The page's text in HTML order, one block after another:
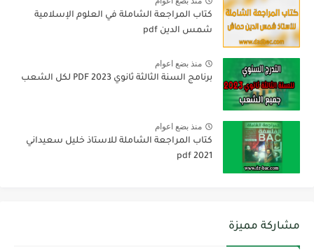
كتاب المراجعة الشاملة في العلوم الإسلامية
شمس الدين pdf
منذ بضع اعوام
برنامج السنة الثالثة ثانوي 2023 PDF لكل الشعب
منذ بضع اعوام
كتاب المراجعة الشاملة للاستاذ خليل سعيداني
2021 pdf
مشاركة مميزة